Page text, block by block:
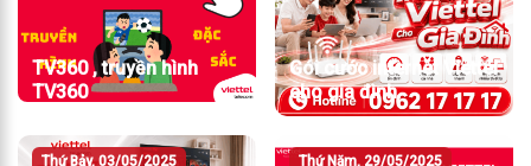
TV360 , truyền hình
TV360
Gói cước internet Viettel
cho gia đình
Thứ Bảy, 03/05/2025 Thứ Năm, 29/05/2025